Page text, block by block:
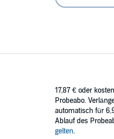
17,87 € oder
Probeabo.
automatisch für
Ablauf des
gelten.